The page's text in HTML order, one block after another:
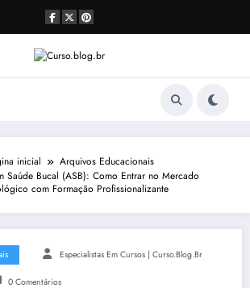
inicial
Arquivos Educacionais
Saúde Bucal (ASB): Como Entrar no Mercado
com Formação Profissionalizante
Especialistas Em Cursos | Curso.blog.br
0 Comentários